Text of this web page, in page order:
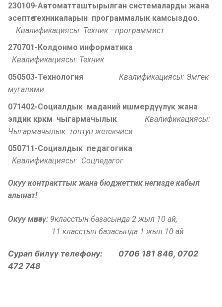
230109-Автоматташтырылган системаларды жана
эсептѳѳтехникаларын программалык камсыздоо.
Квалификациясы: Техник –программист
270701-Колдонмо информатика
Квалификациясы: Техник
050503-Технология
Квалификациясы: Эмгек
мугалими
071402-Социалдык маданий ишмердүүлүк жана
элдик кркм чыгармачылык
Квалификациясы:
Чыгармачылык топтун жетекчиси
050711-Социалдык педагогика
Квалификациясы: Соцпедагог
Окуу контракттык жана бюджеттик негизде кабыл
алынат!
Окуу мөөнөтү: 9класстын базасында 2 жыл 10 ай,
11 класстын базасында 1 жыл 10 ай
Сурап билүү телефону: 0706 181 846, 0702
472 748